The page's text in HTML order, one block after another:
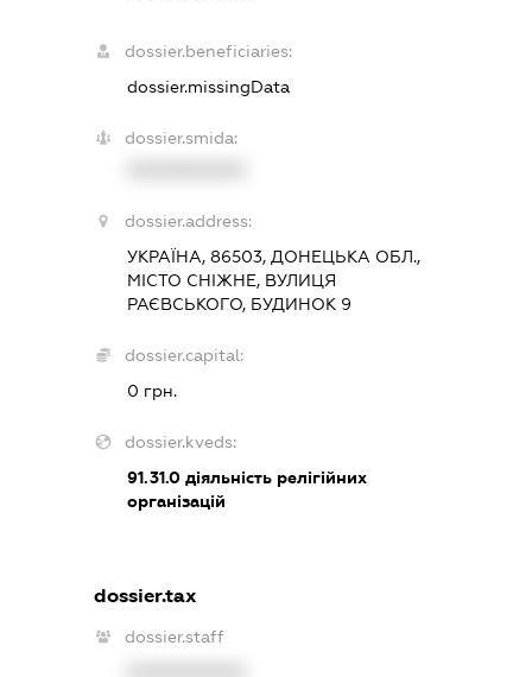
dossier.beneficiaries:
dossier.missingData
dossier.smida:
dossier.address:
УКРАЇНА, 86503, ДОНЕЦЬКА ОБЛ.,
МІСТО СНІЖНЕ, ВУЛИЦЯ
РАЄВСЬКОГО, БУДИНОК 9
dossier.capital:
0 грн.
dossier.kveds:
91.31.0 діяльність релігійних
організацій
dossier.tax
dossier.staff